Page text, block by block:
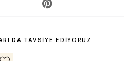
DA TAVSIYE EDIYORUZ